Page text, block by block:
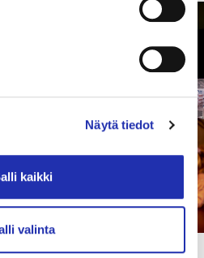
Näytä tiedot
kaikki
valinta